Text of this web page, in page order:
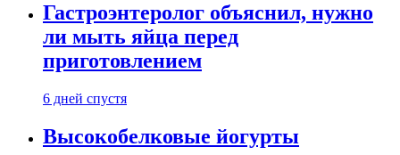
Гастроэнтеролог объяснил, нужно
ли мыть яйца перед
приготовлением
6 дней спустя
Высокобелковые йогурты